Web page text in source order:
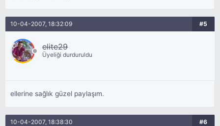
10-04-2007, 18:32:09 #5
elite29
Üyeliği durduruldu
ellerine sağlık güzel paylaşım.
10-04-2007, 18:38:30 #6